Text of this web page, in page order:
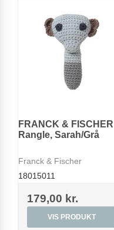
FRANCK & FISCHER
Rangle, Sarah/Grå
Franck & Fischer
18015011
179,00 kr.
VIS PRODUKT